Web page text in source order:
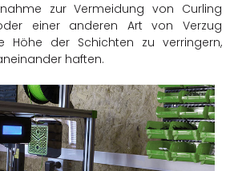
zur Vermeidung von Curling
einer anderen Art von Verzug
Höhe der Schichten zu verringern,
haften.